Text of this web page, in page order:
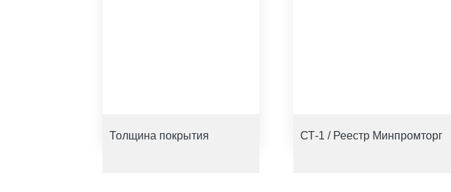
Толщина покрытия СТ-1 / Реестр Минпромторг